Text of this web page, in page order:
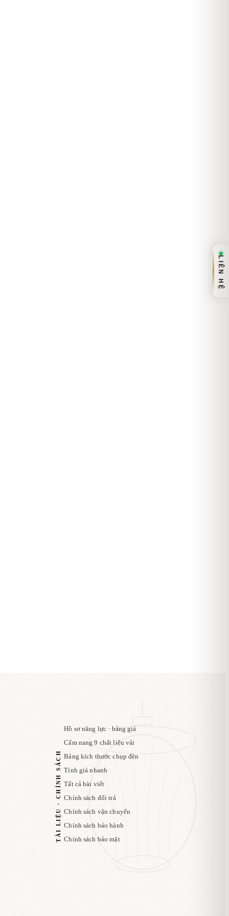
TÀI LIỆU · CHÍNH SÁCH
Hồ sơ năng lực · bảng giá
Cẩm nang 9 chất liệu vải
Bảng kích thước chụp đèn
Tính giá nhanh
Tất cả bài viết
Chính sách đổi trả
Chính sách vận chuyển
Chính sách bảo hành
Chính sách bảo mật
LIÊN HỆ